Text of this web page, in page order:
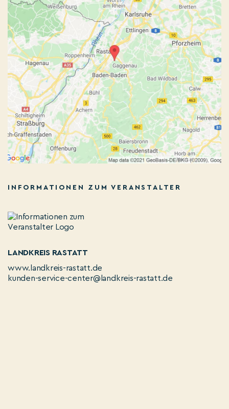
INFORMATIONEN ZUM VERANSTALTER
LANDKREIS RASTATT
www.landkreis-rastatt.de
kunden-service-center@landkreis-rastatt.de